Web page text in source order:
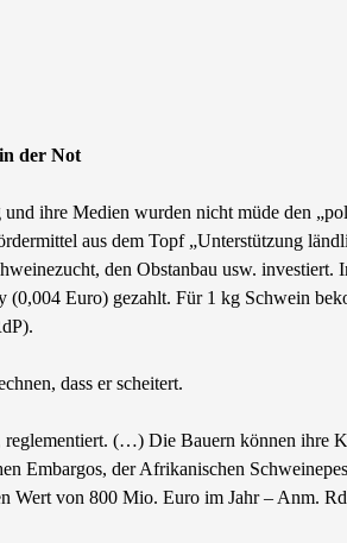
der Not
ihre Medien wurden nicht müde den
aus dem Topf „Unterstützung
den Obstanbau usw.
Euro) gezahlt. Für 1 kg Schwein
dass er scheitert.
(…) Die Bauern können ihre
Embargos, der Afrikanischen
Wert von 800 Mio. Euro im Jahr – Anm.